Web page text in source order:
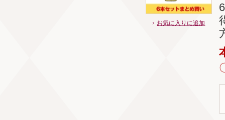
お気に入りに追加